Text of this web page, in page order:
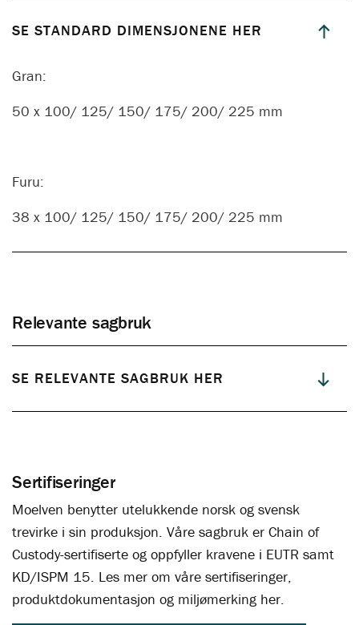
SE STANDARD DIMENSJONENE HER
Gran:
50 x 100/ 125/ 150/ 175/ 200/ 225 mm
Furu:
38 x 100/ 125/ 150/ 175/ 200/ 225 mm
Relevante sagbruk
SE RELEVANTE SAGBRUK HER
Sertifiseringer
Moelven benytter utelukkende norsk og svensk
trevirke i sin produksjon. Våre sagbruk er Chain of
Custody-sertifiserte og oppfyller kravene i EUTR samt
KD/ISPM 15. Les mer om våre sertifiseringer,
produktdokumentasjon og miljømerking her.